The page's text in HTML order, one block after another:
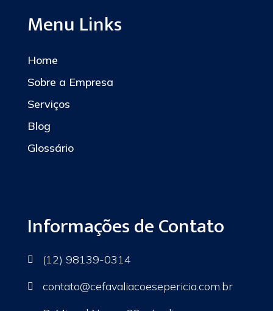
Menu Links
Home
Sobre a Empresa
Serviços
Blog
Glossário
Informações de Contato
 (12) 98139-0314
 contato@cefavaliacoesepericia.com.br